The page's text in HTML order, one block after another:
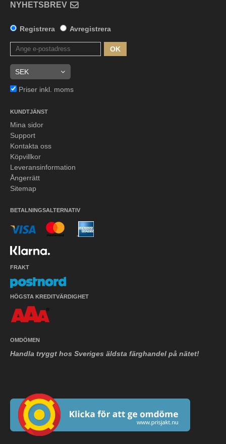
NYHETSBREV
Registrera Avregistrera
OK
Priser inkl. moms
KUNDTJÄNST
Mina sidor
Support
Kontakta oss
Köpvillkor
Leveransinformation
Ångerrätt
Sitemap
BETALNINGSALTERNATIV
FRAKT
HÖGSTA KREDITVÄRDIGHET
OMDÖMEN
Handla tryggt hos Sveriges äldsta färghandel på nätet!